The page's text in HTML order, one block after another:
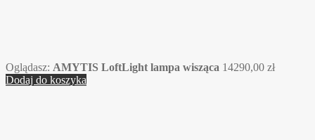
Oglądasz: AMYTIS LoftLight lampa wisząca 14290,00 zł
Dodaj do koszyka